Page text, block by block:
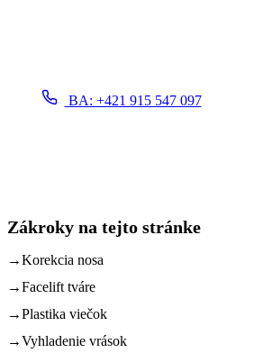
BA: +421 915 547 097
Zákroky na tejto stránke
→Korekcia nosa
→Facelift tváre
→Plastika viečok
→Vyhladenie vrások